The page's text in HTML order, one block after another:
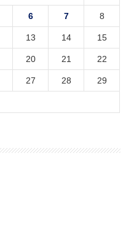
6 7 8
13 14 15
20 21 22
27 28 29